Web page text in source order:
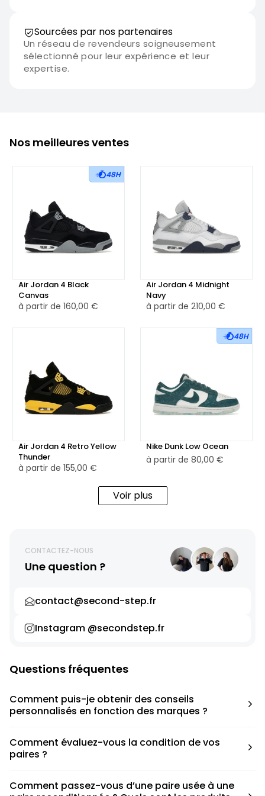
Sourcées par nos partenaires
Un réseau de revendeurs soigneusement
sélectionné pour leur expérience et leur
expertise.
Nos meilleures ventes
48H
Air Jordan 4 Black
Canvas
à partir de 160,00 €
Air Jordan 4 Midnight
Navy
à partir de 210,00 €
Air Jordan 4 Retro Yellow
Thunder
à partir de 155,00 €
48H
Nike Dunk Low Ocean
à partir de 80,00 €
Voir plus
CONTACTEZ-NOUS
Une question ?
contact@second-step.fr
Instagram @secondstep.fr
Questions fréquentes
Comment puis-je obtenir des conseils
personnalisés en fonction des marques ?
pour déterminer la taille appropriée, que ce soit une taille
en dessous, au-dessus ou correspondant à votre taille
Comment évaluez-vous la condition de vos
paires ?
défauts spécifiques de chaque paire.
Comment passez-vous d’une paire usée à une